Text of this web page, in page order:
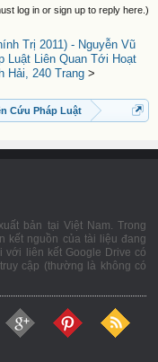
log in or sign up to reply here.)
Trị 2011) - Nguyễn Vũ
Luật Liên Quan Tới Hoạt
Hải, 240 Trang >
Cứu Pháp Luật
bản tại Việt Nam. Trong
kết nguồn của tài liệu đang
liên kết Google Drive có
cập (thường là không có